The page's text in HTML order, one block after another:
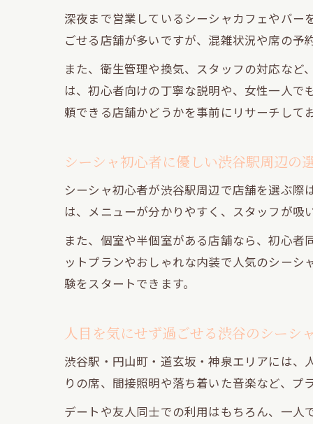
深夜まで営業しているシーシャカフェやバー
ごせる店舗が多いですが、混雑状況や席の予
また、衛生管理や換気、スタッフの対応な
は、初心者向けの丁寧な説明や、女性一人
頼できる店舗かどうかを事前にリサーチして
シーシャ初心者に優しい渋谷駅周辺の
シーシャ初心者が渋谷駅周辺で店舗を選ぶ
は、メニューが分かりやすく、スタッフが吸
また、個室や半個室がある店舗なら、初心
ットプランやおしゃれな内装で人気のシー
験をスタートできます。
人目を気にせず過ごせる渋谷のシーシ
渋谷駅・円山町・道玄坂・神泉エリアには、
りの席、間接照明や落ち着いた音楽など、プ
デートや友人同士での利用はもちろん、一人